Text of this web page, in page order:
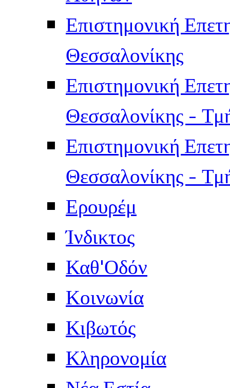
Επιστημονική
Θεσσαλονίκης
Επιστημονική
Θεσσαλονίκης -
Επιστημονική
Θεσσαλονίκης -
Ερουρέμ
Ίνδικτος
Καθ'Οδόν
Κοινωνία
Κιβωτός
Κληρονομία